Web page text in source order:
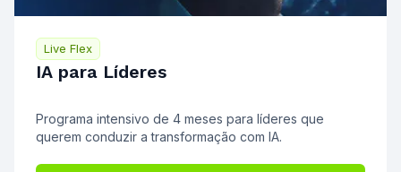
Live Flex
IA para Líderes
Programa intensivo de 4 meses para líderes que
querem conduzir a transformação com IA.